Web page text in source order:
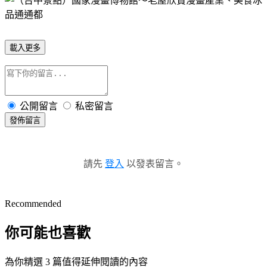
載入更多
公開留言 私密留言
發佈留言
請先 登入 以發表留言。
Recommended
你可能也喜歡
為你精選 3 篇值得延伸閱讀的內容